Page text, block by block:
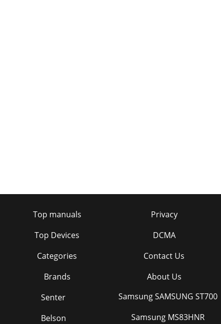
부록124Nano-SIM 카드 및 PIN 오류가 나타나는 경우문구 설명
하지 않았거나 잘못 삽입한 경우일 수 있습니다. Nano-SIM 카
부록125English Quick GuideChanging the display
방식 → 언어 → English.ButtonsButtons
Top manuals
Top Devices
Categories
Brands
Privacy
DCMA
Contact Us
About Us
Senter
Belson
Samsung SAMSUNG ST700
Samsung MS83HNR